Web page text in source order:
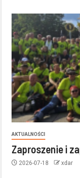
AKTUALNOŚCI
Zaproszenie i
2026-07-18 xdar